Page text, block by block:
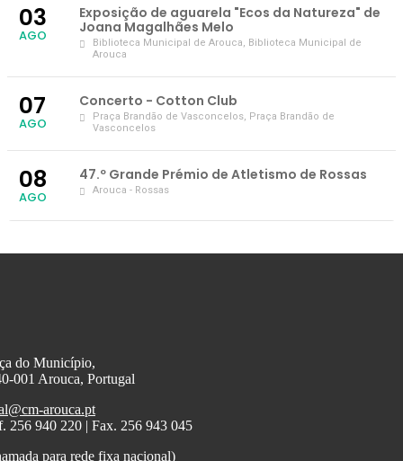
03
AGO
Exposição de aguarela "Ecos da Natureza" de
Joana Magalhães Melo
Biblioteca Municipal de Arouca, Biblioteca Municipal de
Arouca
07
AGO
Concerto - Cotton Club
Praça Brandão de Vasconcelos, Praça Brandão de
Vasconcelos
08
AGO
47.º Grande Prémio de Atletismo de Rossas
Arouca - Rossas
do Município,
001 Arouca, Portugal
arouca.pt
256 940 220 | Fax. 256 943 045
para rede fixa nacional)